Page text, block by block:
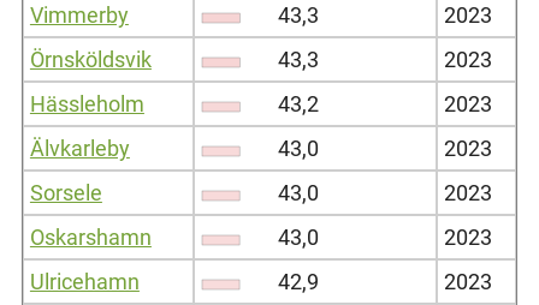
Vimmerby
43,3
2023
Örnsköldsvik
43,3
2023
Hässleholm
43,2
2023
Älvkarleby
43,0
2023
Sorsele
43,0
2023
Oskarshamn
43,0
2023
Ulricehamn
42,9
2023